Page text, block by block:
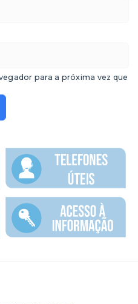
para a próxima vez que